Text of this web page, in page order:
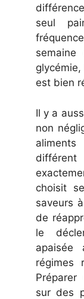
seul
est bien
Il y a
non
choisit
saveurs
de
le
apaisée
régimes
Préparer
sur des